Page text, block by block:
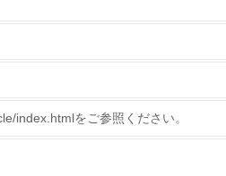
・販売
な販売目標や計画を立てている
index.htmlをご参照ください。